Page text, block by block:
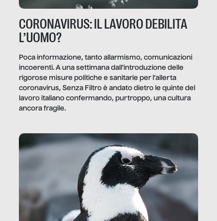
CORONAVIRUS: IL LAVORO DEBILITA
L’UOMO?
Poca informazione, tanto allarmismo, comunicazioni
incoerenti. A una settimana dall’introduzione delle
rigorose misure politiche e sanitarie per l’allerta
coronavirus, Senza Filtro è andato dietro le quinte del
lavoro italiano confermando, purtroppo, una cultura
ancora fragile.